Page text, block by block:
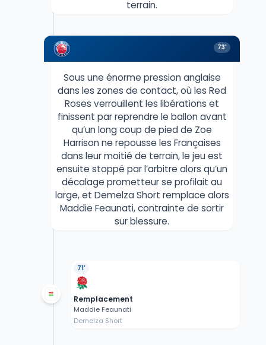
terrain.
73'
Sous une énorme pression anglaise
dans les zones de contact, où les Red
Roses verrouillent les libérations et
finissent par reprendre le ballon avant
qu’un long coup de pied de Zoe
Harrison ne repousse les Françaises
dans leur moitié de terrain, le jeu est
ensuite stoppé par l’arbitre alors qu’un
décalage prometteur se profilait au
large, et Demelza Short remplace alors
Maddie Feaunati, contrainte de sortir
sur blessure.
71'
Remplacement
Maddie Feaunati
Demelza Short